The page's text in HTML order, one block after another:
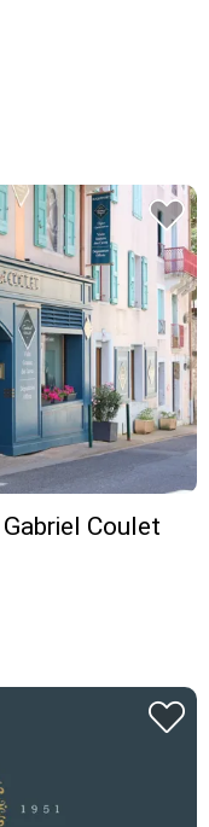
Coulet